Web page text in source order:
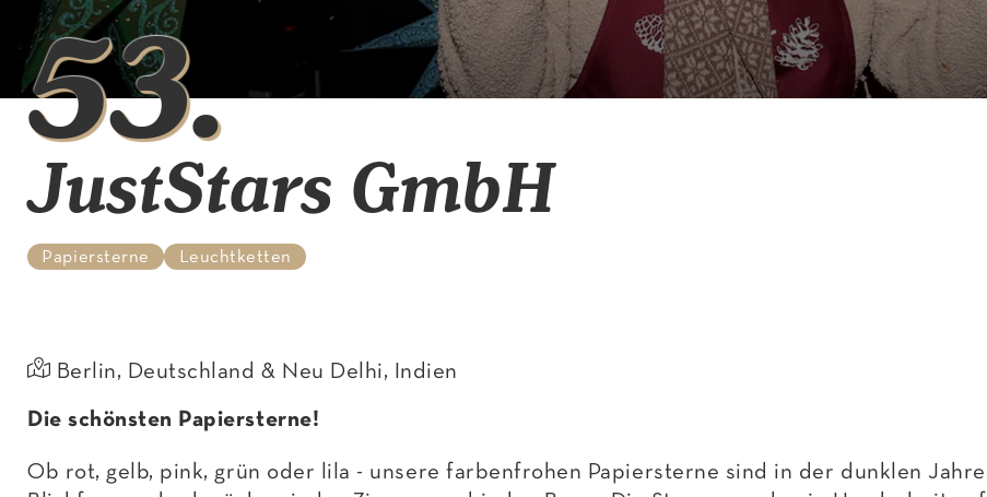
53.
JustStars GmbH
Papiersterne Leuchtketten
Berlin, Deutschland & Neu Delhi, Indien
Die schönsten Papiersterne!
Ob rot, gelb, pink, grün oder lila - unsere farbenfrohen Papiersterne sind in der dunklen